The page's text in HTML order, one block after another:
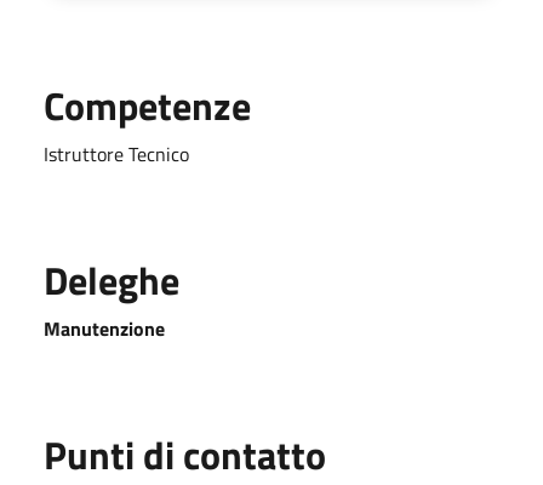
Competenze
Istruttore Tecnico
Deleghe
Manutenzione
Punti di contatto